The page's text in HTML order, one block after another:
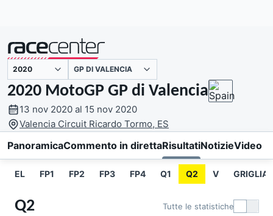
presentato da GP DI VALENCIA
2020 MotoGP GP di Valencia
13 nov 2020 al 15 nov 2020
Valencia Circuit Ricardo Tormo, ES
PanoramicaCommento in direttaRisultatiNotizieVideo
EL FP1 FP2 FP3 FP4 Q1 Q2 V GRIGLIA
Q2 Tutte le statistiche